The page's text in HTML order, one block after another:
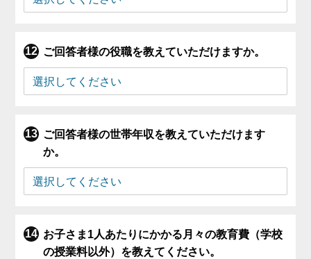
ご回答者様の役職を教えていただけますか。
ご回答者様の世帯年収を教えていただけます
か。
お子さま1人あたりにかかる月々の教育費（学校
の授業料以外）を教えてください。